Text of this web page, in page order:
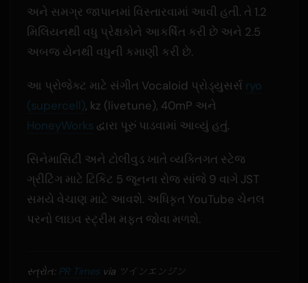
અને સમગ્ર જાપાનમાં વિસ્તારવામાં આવી હતી. તે 1.2
મિલિયનથી વધુ પ્રેક્ષકોને આકર્ષિત કરી છે અને 2.5
અબજ યેનથી વધુની કમાણી કરી છે.
આ પ્રોજેક્ટ માટે સંગીત Vocaloid પ્રોડ્યુસર્સ ryo
(supercell), kz (livetune), 40mP અને
HoneyWorks દ્વારા પૂરું પાડવામાં આવ્યું હતું.
સિનેમાસિટી અને ટોલીવુડ ખાતે વ્યક્તિગત સ્ટેજ
ગ્રીટિંગ માટે ટિકિટ 5 જૂનના રોજ સાંજે 9 વાગે JST
સમયે વેચાણ માટે આવશે. અધિકૃત YouTube ચેનલ
પરનો લાઇવ સ્ટ્રીમ મફત જોવા મળશે.
સ્ત્રોત: PR Timesvia ツインエンジン